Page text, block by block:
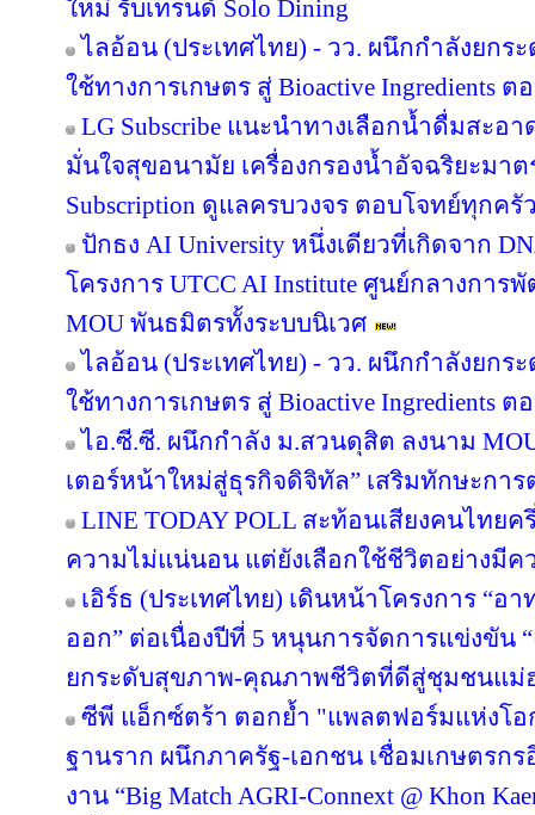
ใหม่ รับเทรนด์ Solo Dining
ไลอ้อน (ประเทศไทย) - วว. ผนึกกำลังยกร
ใช้ทางการเกษตร สู่ Bioactive Ingredients
LG Subscribe แนะนำทางเลือกน้ำดื่มสะอ
มั่นใจสุขอนามัย เครื่องกรองน้ำอัจฉริยะมา
Subscription ดูแลครบวงจร ตอบโจทย์ทุกครั
ปักธง AI University หนึ่งเดียวที่เกิดจาก
โครงการ UTCC AI Institute ศูนย์กลางกา
MOU พันธมิตรทั้งระบบนิเวศ
ไลอ้อน (ประเทศไทย) - วว. ผนึกกำลังยกร
ใช้ทางการเกษตร สู่ Bioactive Ingredients
ไอ.ซี.ซี. ผนึกกำลัง ม.สวนดุสิต ลงนาม
เตอร์หน้าใหม่สู่ธุรกิจดิจิทัล” เสริมทักษะกา
LINE TODAY POLL สะท้อนเสียงคนไทย
ความไม่แน่นอน แต่ยังเลือกใช้ชีวิตอย่างมีค
เอิร์ธ (ประเทศไทย) เดินหน้าโครงการ “อ
ออก” ต่อเนื่องปีที่ 5 หนุนการจัดการแข่งขัน
ยกระดับสุขภาพ-คุณภาพชีวิตที่ดีสู่ชุมชนแม่
ซีพี แอ็กซ์ตร้า ตอกย้ำ "แพลตฟอร์มแห่งโอ
ฐานราก ผนึกภาครัฐ-เอกชน เชื่อมเกษตรก
งาน “Big Match AGRI-Connext @ Khon